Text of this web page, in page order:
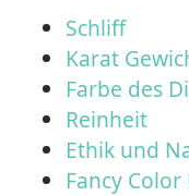
Schliff
Karat
Farbe des
Reinheit
Ethik und
Fancy